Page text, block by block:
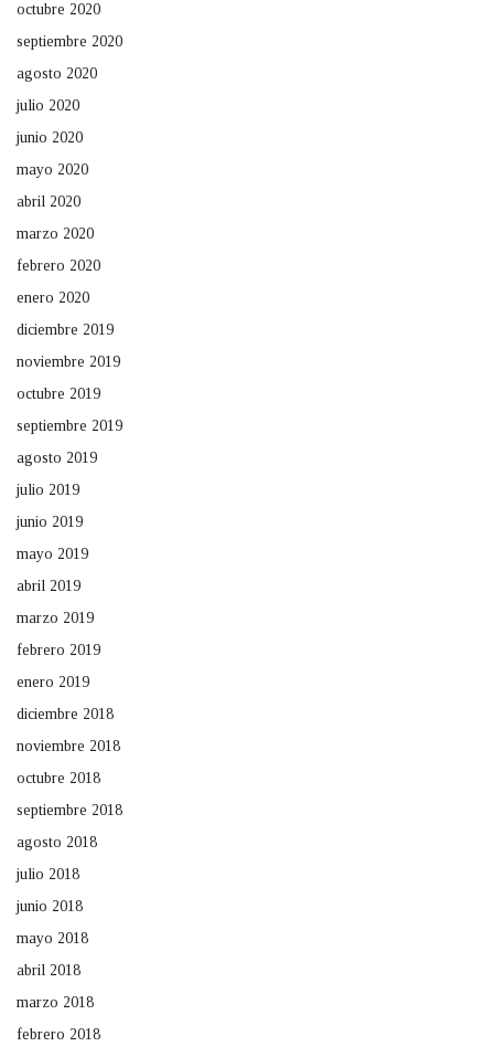
octubre 2020
septiembre 2020
agosto 2020
julio 2020
junio 2020
mayo 2020
abril 2020
marzo 2020
febrero 2020
enero 2020
diciembre 2019
noviembre 2019
octubre 2019
septiembre 2019
agosto 2019
julio 2019
junio 2019
mayo 2019
abril 2019
marzo 2019
febrero 2019
enero 2019
diciembre 2018
noviembre 2018
octubre 2018
septiembre 2018
agosto 2018
julio 2018
junio 2018
mayo 2018
abril 2018
marzo 2018
febrero 2018